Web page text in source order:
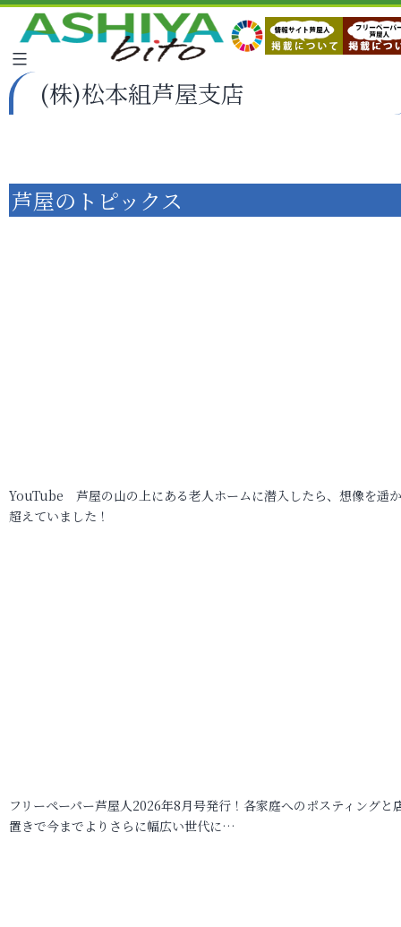
(株)松本組芦屋支店
芦屋のトピックス
YouTube 芦屋の山の上にある老人ホームに潜入したら、想像を遥
超えていました！
フリーペーパー芦屋人2026年8月号発行！各家庭へのポスティングと
置きで今までよりさらに幅広い世代に…